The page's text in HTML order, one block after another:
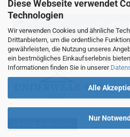
Diese Webseite verwendet
Technologien
Wir verwenden Cookies und ähnliche
Drittanbietern, um die ordentliche
gewährleisten, die Nutzung unseres
ein bestmögliches Einkaufserlebnis
Informationen finden Sie in unserer
Alle
Nur